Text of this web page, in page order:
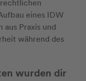
eines IDW
aus Praxis und
während des
wurden dir